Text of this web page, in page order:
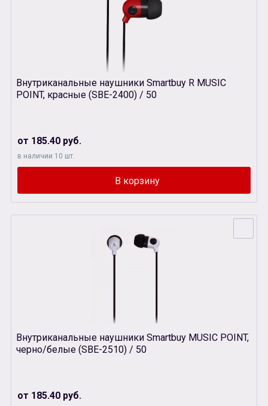
Внутриканальные наушники Smartbuy R MUSIC
POINT, красные (SBЕ-2400) / 50
от 185.40 руб.
в наличии 10 шт.
Внутриканальные наушники Smartbuy MUSIC POINT,
черно/белые (SBЕ-2510) / 50
от 185.40 руб.